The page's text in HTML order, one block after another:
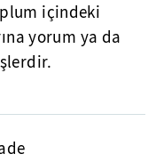
içindeki
yorum ya da